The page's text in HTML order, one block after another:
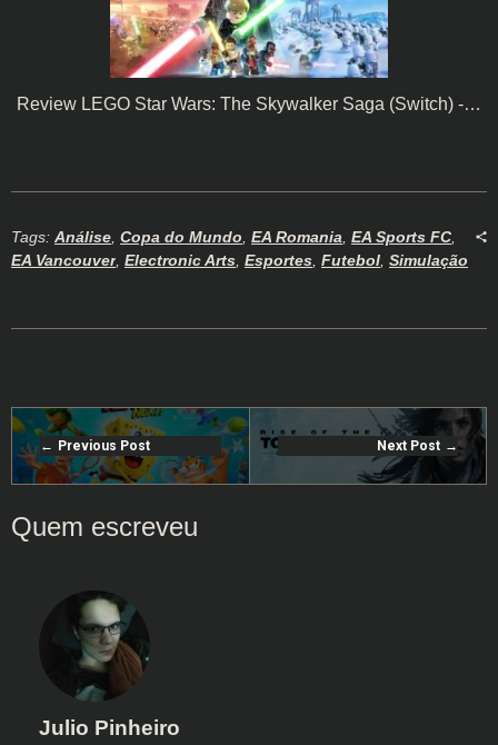
Review LEGO Star Wars: The Skywalker Saga (Switch) -…
Tags: Análise, Copa do Mundo, EA Romania, EA Sports FC,
EA Vancouver, Electronic Arts, Esportes, Futebol, Simulação
Previous Post Next Post
Julio Pinheiro